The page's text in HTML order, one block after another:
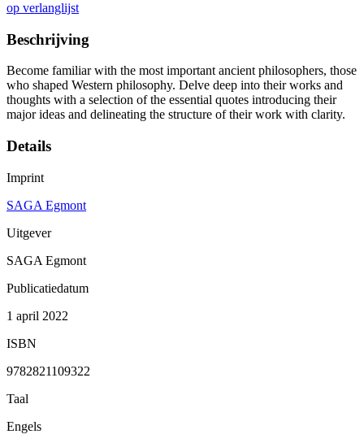
op verlanglijst
Beschrijving
Become familiar with the most important ancient philosophers, those
who shaped Western philosophy. Delve deep into their works and
thoughts with a selection of the essential quotes introducing their
major ideas and delineating the structure of their work with clarity.
Details
Imprint
SAGA Egmont
Uitgever
SAGA Egmont
Publicatiedatum
1 april 2022
ISBN
9782821109322
Taal
Engels